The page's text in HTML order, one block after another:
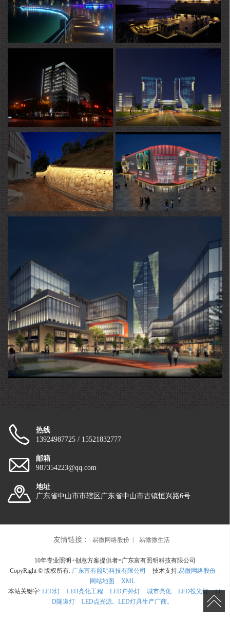
吐鲁番月光湖水上乐园 林芝工布工街亮化工程
联想集团上海研发中心楼体亮化 济南医学产业园1期亮化工程
热线
13924987725 / 15521832777
邮箱
987354223@qq.com
地址
广东省中山市市辖区广东省中山市古镇恒兴路6号
友情链接： 易微网络股份 易微微生活
10年专业照明+创意方案提供者=广东富有照明科技有限公司
CopyRight © 版权所有: 广东富有照明科技有限公司 技术支持:易微网络股份
网站地图
XML
本站关键字: LED灯 LED亮化工程 LED户外灯 城市亮化 LED投光灯
LE
D隧道灯
LED点光源。LED灯具生产厂商。